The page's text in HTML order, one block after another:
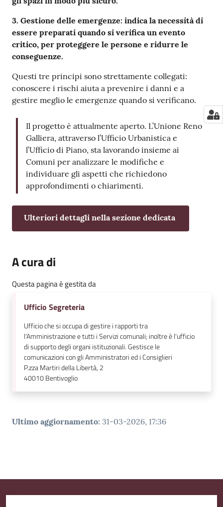
3. Gestione delle emergenze: indica la necessità di
essere preparati quando si verifica un evento
critico, per proteggere le persone e ridurre le
conseguenze.
Questi tre principi sono strettamente collegati:
conoscere i rischi aiuta a prevenire i danni e a
gestire meglio le emergenze quando si verificano.
Il progetto è attualmente aperto. L’Unione Reno
Galliera, attraverso l’Ufficio Urbanistica e
l’Ufficio di Piano, sta lavorando insieme ai
Comuni per analizzare le modifiche e
individuare gli aspetti che richiedono
approfondimenti o chiarimenti.
Ulteriori dettagli nella sezione dedicata
A cura di
Questa pagina è gestita da
Ufficio Segreteria
Ufficio che si occupa di gestire i rapporti tra
l'Amministrazione e tutti i Servizi comunali; inoltre è l'ufficio
di supporto degli organi istituzionali. Gestisce le
comunicazioni con gli Amministratori ed i Consiglieri
P.zza Martiri della Libertà, 2
40010Bentivoglio
Ultimo aggiornamento: 31-03-2026, 17:36